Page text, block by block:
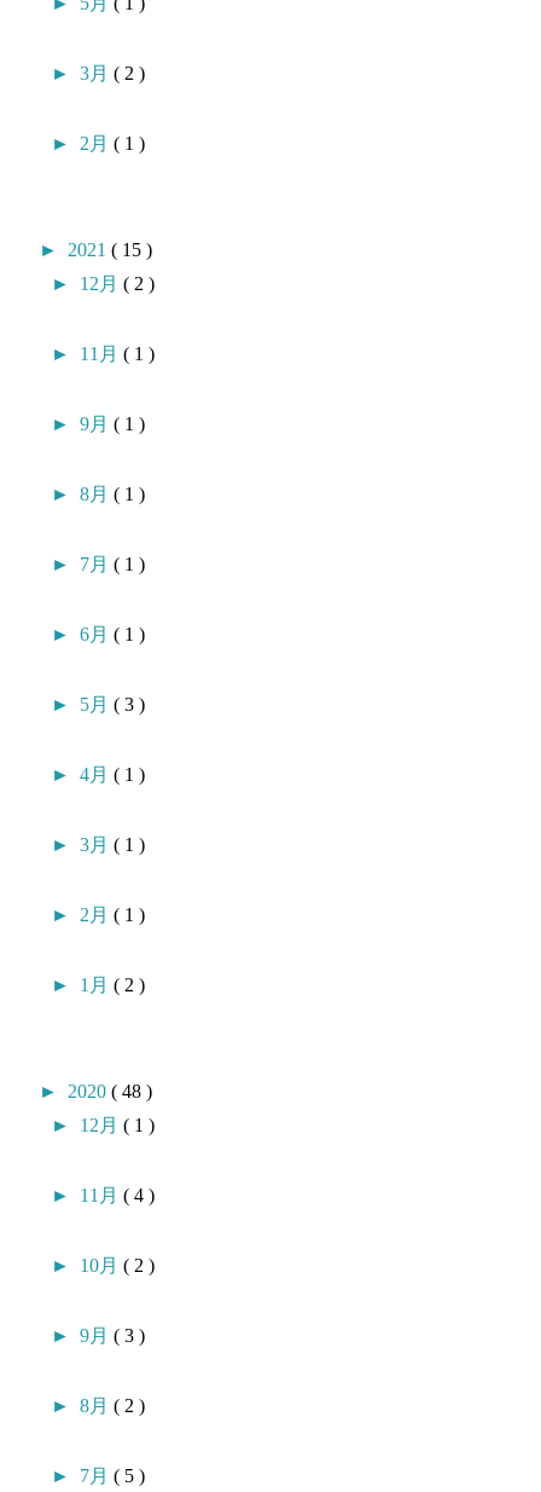
►3月( 2 )
► 2月( 1 )
► 2021( 15 )
► 12月( 2 )
► 11月( 1 )
►9月( 1 )
►8月( 1 )
► 7月( 1 )
►6月( 1 )
► 5月( 3 )
►4月( 1 )
►3月( 1 )
► 2月( 1 )
► 1月( 2 )
► 2020( 48 )
► 12月( 1 )
► 11月( 4 )
► 10月( 2 )
►9月( 3 )
►8月( 2 )
► 7月( 5 )